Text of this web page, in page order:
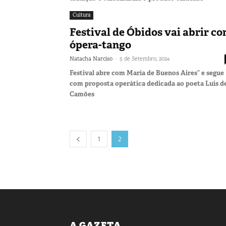
Cultura
Festival de Óbidos vai abrir
ópera-tango
Natacha Narciso - 5 de Setembro, 2024
Festival abre com María de Buenos Aires” e segue
com proposta operática dedicada ao poeta Luís
Camões
1 2